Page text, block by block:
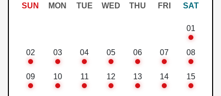
SUN MON TUE WED THU FRI SAT
01
02 03 04 05 06 07 08
09 10 11 12 13 14 15